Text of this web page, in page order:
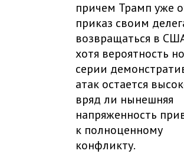
причем Трамп уже
приказ своим
возвращаться в
хотя вероятность
серии
атак остается
вряд ли нынешняя
напряженность
к полноценному
конфликту.